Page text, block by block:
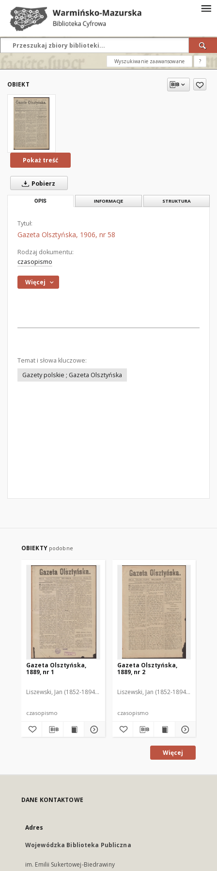
Wyszukiwanie zaawansowane ?
OBIEKT
Pokaż treść
Pobierz
OPIS INFORMACJE STRUKTURA
Tytuł:
Gazeta Olsztyńska, 1906, nr 58
Rodzaj dokumentu:
czasopismo
Więcej
Temat i słowa kluczowe:
Gazety polskie ; Gazeta Olsztyńska
OBIEKTY podobne
Gazeta Olsztyńska,
1889, nr 1
Liszewski, Jan (1852-1894). Red.
czasopismo
Gazeta Olsztyńska,
1889, nr 2
Liszewski, Jan (1852-1894). Red.
czasopismo
Więcej
DANE KONTAKTOWE
Adres
Wojewódzka Biblioteka Publiczna
im. Emilii Sukertowej-Biedrawiny